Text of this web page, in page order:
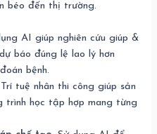
béo đến thị trường.
AI giúp nghiên cứu giúp &
báo đúng lệ lao lý hơn
bệnh.
tuệ nhân thi công giúp sản
trình học tập hợp mang từng